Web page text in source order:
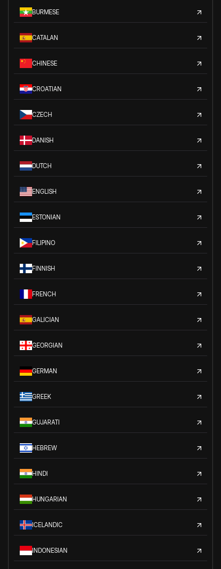
BURMESE
CATALAN
CHINESE
CROATIAN
CZECH
DANISH
DUTCH
ENGLISH
ESTONIAN
FILIPINO
FINNISH
FRENCH
GALICIAN
GEORGIAN
GERMAN
GREEK
GUJARATI
HEBREW
HINDI
HUNGARIAN
ICELANDIC
INDONESIAN